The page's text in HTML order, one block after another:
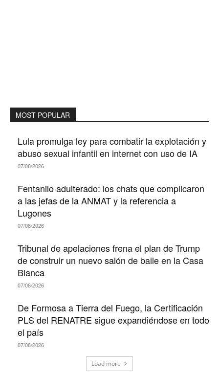
MOST POPULAR
Lula promulga ley para combatir la explotación y
abuso sexual infantil en internet con uso de IA
07/08/2026
Fentanilo adulterado: los chats que complicaron
a las jefas de la ANMAT y la referencia a
Lugones
07/08/2026
Tribunal de apelaciones frena el plan de Trump
de construir un nuevo salón de baile en la Casa
Blanca
07/08/2026
De Formosa a Tierra del Fuego, la Certificación
PLS del RENATRE sigue expandiéndose en todo
el país
07/08/2026
Load more